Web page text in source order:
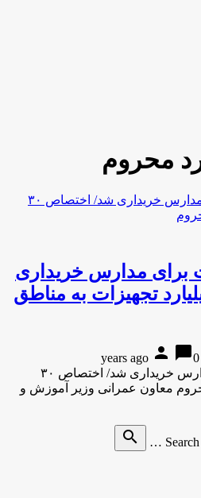
محروم
برای مدارس خریداری
اختصاص ۳۰ میلیارد تجهیزات به مناطق
person chat_bubble0
100 میلیارد تجهیزات برای مدارس خریداری شد/ اختصاص ۳۰
معاون عمرانی وزیر آموزش و
Search …
search